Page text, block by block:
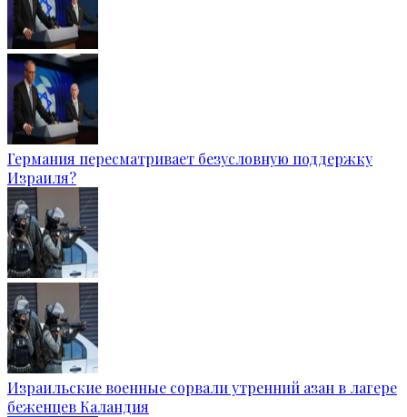
Германия пересматривает безусловную поддержку
Израиля?
Израильские военные сорвали утренний азан в лагере
беженцев Каландия